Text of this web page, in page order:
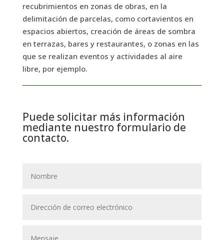
recubrimientos en zonas de obras, en la
delimitación de parcelas, como cortavientos en
espacios abiertos, creación de áreas de sombra
en terrazas, bares y restaurantes, o zonas en las
que se realizan eventos y actividades al aire
libre, por ejemplo.
Puede solicitar más información
mediante nuestro formulario de
contacto.